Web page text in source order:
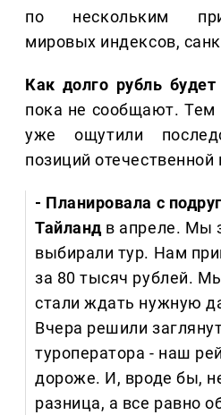
по нескольким
мировых индексов,
Как долго рубль будет
пока не сообщают.
уже ощутили
позиций
- Планировала с
Тайланд в апреле. Мы
выбирали тур. Нам
за 80 тысяч рублей.
стали ждать нужную
Вчера решили
туроператора - наш
дороже. И, вроде бы,
разница, а все равно